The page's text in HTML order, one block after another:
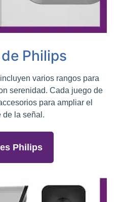
Philips
varios rangos para
serenidad. Cada juego de
para ampliar el
de la señal.
Philips